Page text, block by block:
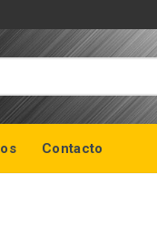
Contacto